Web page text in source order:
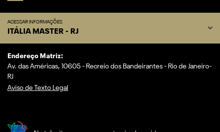
ACESSAR INFORMAÇÕES
ITÁLIA MASTER - RJ
Endereço Matriz:
Av. das Américas, 10605 - Recreio dos Bandeirantes - Rio de Janeiro-
RJ
Aviso de Texto Legal